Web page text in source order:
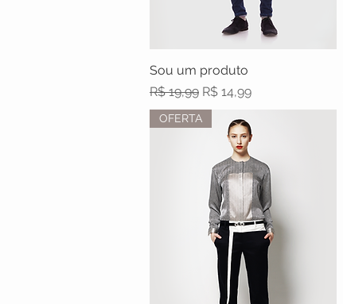
Visualização rápida
Sou um produto
Preço normal
R$ 19,99 Preço promocional
R$ 14,99
OFERTA